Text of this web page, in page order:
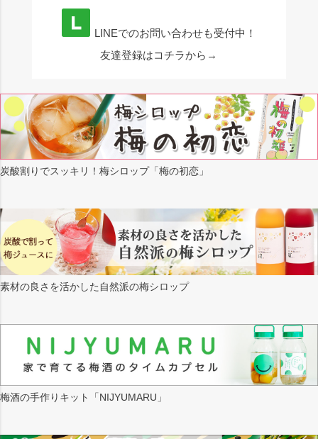
LINEでのお問い合わせも受付中！
友達登録はコチラから→
炭酸割りでスッキリ！梅シロップ「梅の初恋」
素材の良さを活かした自然派の梅シロップ
梅酒の手作りキット「NIJYUMARU」